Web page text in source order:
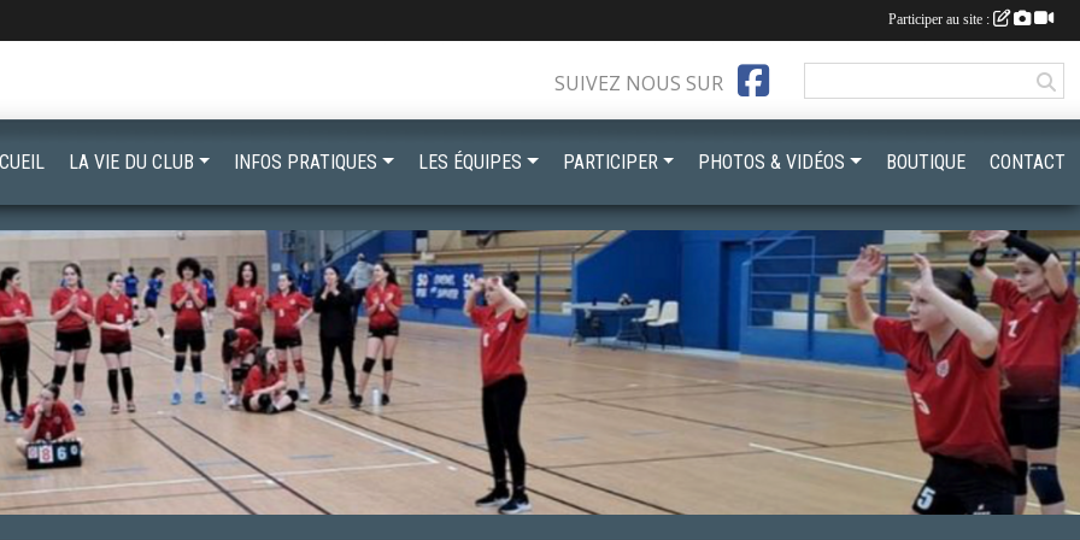
SUIVEZ NOUS SUR
LA VIE DU CLUB INFOS PRATIQUES LES ÉQUIPES PARTICIPER PHOTOS & VIDÉOS BOUTIQUE CONTACT
Participer au site :